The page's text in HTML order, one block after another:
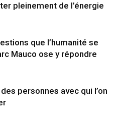
pleinement de l’énergie
que l’humanité se
Mauco ose y répondre
personnes avec qui l’on